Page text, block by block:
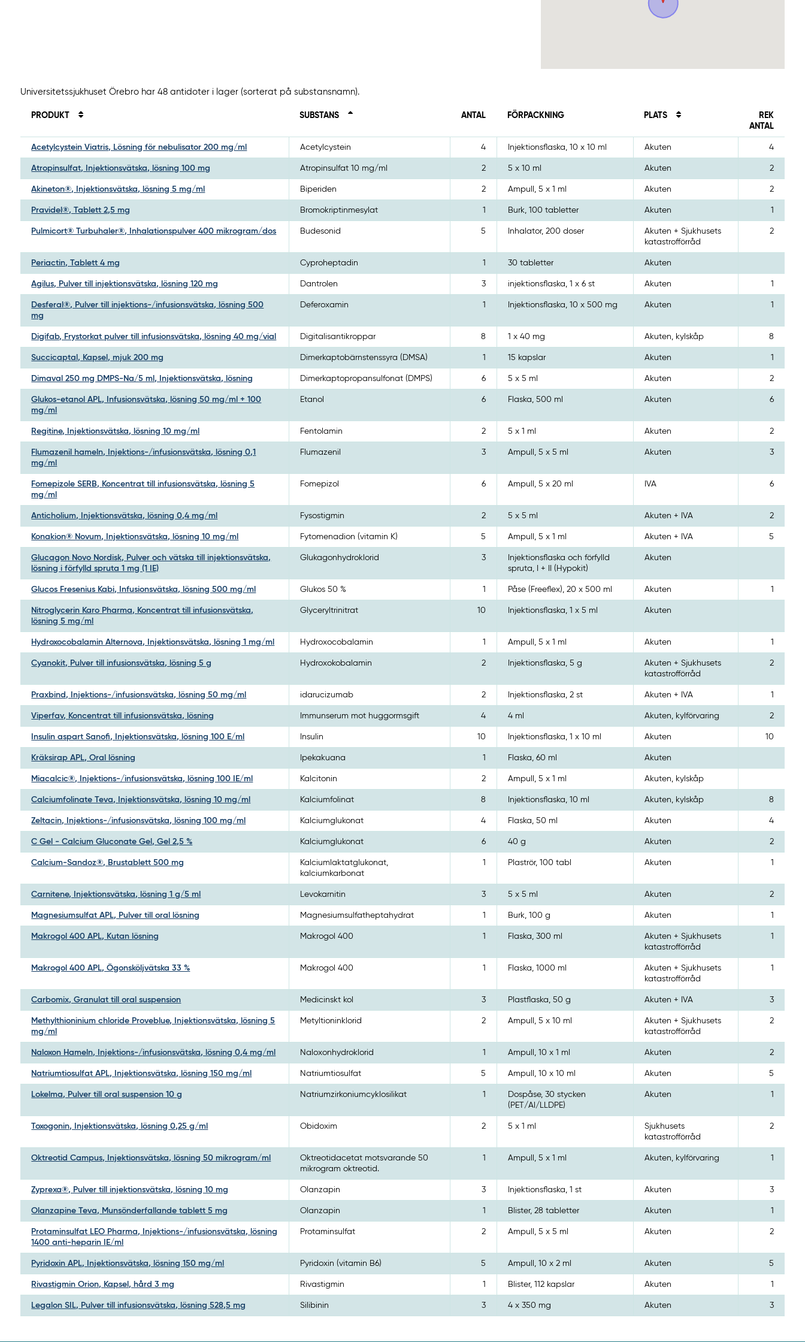
Universitetssjukhuset Örebro har 48 antidoter i lager (sorterat på substansnamn).
PRODUKT SUBSTANS ANTAL FÖRPACKNING PLATS
REK
ANTAL
Acetylcystein Viatris, Lösning för nebulisator 200 mg/ml Acetylcystein 4 Injektionsflaska, 10 x 10 ml Akuten 4
Atropinsulfat, Injektionsvätska, lösning 100 mg Atropinsulfat 10 mg/ml 2 5 x 10 ml Akuten 2
Akineton®, Injektionsvätska, lösning 5 mg/ml Biperiden 2 Ampull, 5 x 1 ml Akuten 2
Pravidel®, Tablett 2,5 mg Bromokriptinmesylat 1 Burk, 100 tabletter Akuten 1
Pulmicort® Turbuhaler®, Inhalationspulver 400 mikrogram/dos Budesonid 5 Inhalator, 200 doser
Akuten + Sjukhusets
katastrofförråd
2
Periactin, Tablett 4 mg Cyproheptadin 1 30 tabletter Akuten
Agilus, Pulver till injektionsvätska, lösning 120 mg Dantrolen 3 injektionsflaska, 1 x 6 st Akuten 1
Desferal®, Pulver till injektions-/infusionsvätska, lösning 500
mg
Deferoxamin 1 Injektionsflaska, 10 x 500 mg Akuten 1
Digifab, Frystorkat pulver till infusionsvätska, lösning 40 mg/vial Digitalisantikroppar 8 1 x 40 mg Akuten, kylskåp 8
Succicaptal, Kapsel, mjuk 200 mg Dimerkaptobärnstenssyra (DMSA) 1 15 kapslar Akuten 1
Dimaval 250 mg DMPS-Na/5 ml, Injektionsvätska, lösning Dimerkaptopropansulfonat (DMPS) 6 5 x 5 ml Akuten 2
Glukos-etanol APL, Infusionsvätska, lösning 50 mg/ml + 100
mg/ml
Etanol 6 Flaska, 500 ml Akuten 6
Regitine, Injektionsvätska, lösning 10 mg/ml Fentolamin 2 5 x 1 ml Akuten 2
Flumazenil hameln, Injektions-/infusionsvätska, lösning 0,1
mg/ml
Flumazenil 3 Ampull, 5 x 5 ml Akuten 3
Fomepizole SERB, Koncentrat till infusionsvätska, lösning 5
mg/ml
Fomepizol 6 Ampull, 5 x 20 ml IVA 6
Anticholium, Injektionsvätska, lösning 0,4 mg/ml Fysostigmin 2 5 x 5 ml Akuten + IVA 2
Konakion® Novum, Injektionsvätska, lösning 10 mg/ml Fytomenadion (vitamin K) 5 Ampull, 5 x 1 ml Akuten + IVA 5
Glucagon Novo Nordisk, Pulver och vätska till injektionsvätska,
lösning i förfylld spruta 1 mg (1 IE)
Glukagonhydroklorid 3
Injektionsflaska och förfylld
spruta, I + II (Hypokit)
Akuten
Glucos Fresenius Kabi, Infusionsvätska, lösning 500 mg/ml Glukos 50 % 1 Påse (Freeflex), 20 x 500 ml Akuten 1
Nitroglycerin Karo Pharma, Koncentrat till infusionsvätska,
lösning 5 mg/ml
Glyceryltrinitrat 10 Injektionsflaska, 1 x 5 ml Akuten
Hydroxocobalamin Alternova, Injektionsvätska, lösning 1 mg/ml Hydroxocobalamin 1 Ampull, 5 x 1 ml Akuten 1
Cyanokit, Pulver till infusionsvätska, lösning 5 g Hydroxokobalamin 2 Injektionsflaska, 5 g
Akuten + Sjukhusets
katastrofförråd
2
Praxbind, Injektions-/infusionsvätska, lösning 50 mg/ml idarucizumab 2 Injektionsflaska, 2 st Akuten + IVA 1
Viperfav, Koncentrat till infusionsvätska, lösning Immunserum mot huggormsgift 4 4 ml Akuten, kylförvaring 2
Insulin aspart Sanofi, Injektionsvätska, lösning 100 E/ml Insulin 10 Injektionsflaska, 1 x 10 ml Akuten 10
Kräksirap APL, Oral lösning Ipekakuana 1 Flaska, 60 ml Akuten
Miacalcic®, Injektions-/infusionsvätska, lösning 100 IE/ml Kalcitonin 2 Ampull, 5 x 1 ml Akuten, kylskåp
Calciumfolinate Teva, Injektionsvätska, lösning 10 mg/ml Kalciumfolinat 8 Injektionsflaska, 10 ml Akuten, kylskåp 8
Zeltacin, Injektions-/infusionsvätska, lösning 100 mg/ml Kalciumglukonat 4 Flaska, 50 ml Akuten 4
C Gel - Calcium Gluconate Gel, Gel 2,5 % Kalciumglukonat 6 40 g Akuten 2
Calcium-Sandoz®, Brustablett 500 mg
Kalciumlaktatglukonat,
kalciumkarbonat
1 Plaströr, 100 tabl Akuten 1
Carnitene, Injektionsvätska, lösning 1 g/5 ml Levokarnitin 3 5 x 5 ml Akuten 2
Magnesiumsulfat APL, Pulver till oral lösning Magnesiumsulfatheptahydrat 1 Burk, 100 g Akuten 1
Makrogol 400 APL, Kutan lösning Makrogol 400 1 Flaska, 300 ml
Akuten + Sjukhusets
katastrofförråd
1
Makrogol 400 APL, Ögonsköljvätska 33 % Makrogol 400 1 Flaska, 1000 ml
Akuten + Sjukhusets
katastrofförråd
1
Carbomix, Granulat till oral suspension Medicinskt kol 3 Plastflaska, 50 g Akuten + IVA 3
Methylthioninium chloride Proveblue, Injektionsvätska, lösning 5
mg/ml
Metyltioninklorid 2 Ampull, 5 x 10 ml
Akuten + Sjukhusets
katastrofförråd
2
Naloxon Hameln, Injektions-/infusionsvätska, lösning 0,4 mg/ml Naloxonhydroklorid 1 Ampull, 10 x 1 ml Akuten 2
Natriumtiosulfat APL, Injektionsvätska, lösning 150 mg/ml Natriumtiosulfat 5 Ampull, 10 x 10 ml Akuten 5
Lokelma, Pulver till oral suspension 10 g Natriumzirkoniumcyklosilikat 1
Dospåse, 30 stycken
(PET/Al/LLDPE)
Akuten 1
Toxogonin, Injektionsvätska, lösning 0,25 g/ml Obidoxim 2 5 x 1 ml
Sjukhusets
katastrofförråd
2
Oktreotid Campus, Injektionsvätska, lösning 50 mikrogram/ml
Oktreotidacetat motsvarande 50
mikrogram oktreotid.
1 Ampull, 5 x 1 ml Akuten, kylförvaring 1
Zyprexa®, Pulver till injektionsvätska, lösning 10 mg Olanzapin 3 Injektionsflaska, 1 st Akuten 3
Olanzapine Teva, Munsönderfallande tablett 5 mg Olanzapin 1 Blister, 28 tabletter Akuten 1
Protaminsulfat LEO Pharma, Injektions-/infusionsvätska, lösning
1400 anti-heparin IE/ml
Protaminsulfat 2 Ampull, 5 x 5 ml Akuten 2
Pyridoxin APL, Injektionsvätska, lösning 150 mg/ml Pyridoxin (vitamin B6) 5 Ampull, 10 x 2 ml Akuten 5
Rivastigmin Orion, Kapsel, hård 3 mg Rivastigmin 1 Blister, 112 kapslar Akuten 1
Legalon SIL, Pulver till infusionsvätska, lösning 528,5 mg Silibinin 3 4 x 350 mg Akuten 3